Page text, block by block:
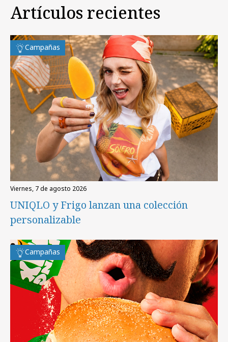
Artículos recientes
Campañas
viernes, 7 de agosto 2026
UNIQLO y Frigo lanzan una colección
personalizable
Campañas